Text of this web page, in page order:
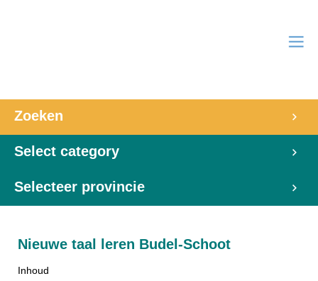
Zoeken
Select category
Selecteer provincie
Nieuwe taal leren Budel-Schoot
Inhoud